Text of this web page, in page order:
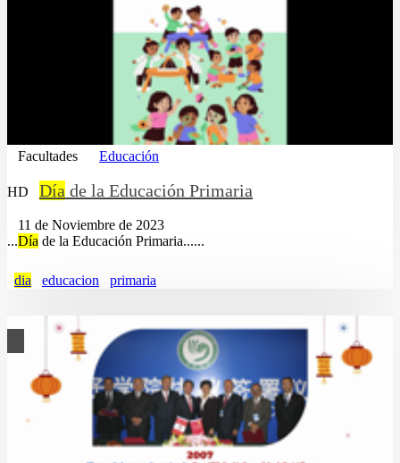
Facultades Educación
HD Día de la Educación Primaria
11 de Noviembre de 2023
...Día de la Educación Primaria......
dia educacion primaria